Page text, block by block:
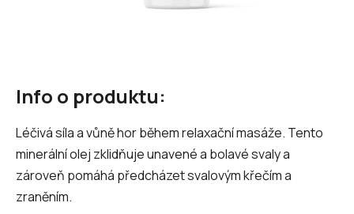
Info o produktu:
Léčivá síla a vůně hor během relaxační masáže. Tento
minerální olej zklidňuje unavené a bolavé svaly a
zároveň pomáhá předcházet svalovým křečím a
zraněním.